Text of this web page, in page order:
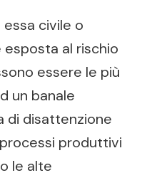
civile o
al rischio
essere le più
un banale
di disattenzione
produttivi
le alte